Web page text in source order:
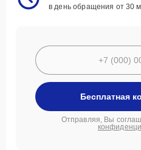
в день обращения от 30
Бесплатная
Отправляя, Вы